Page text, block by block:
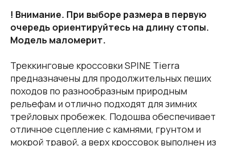
! Внимание. При выборе размера в первую
очередь ориентируйтесь на длину стопы.
Модель маломерит.
Треккинговые кроссовки SPINE Tierra
предназначены для продолжительных пеших
походов по разнообразным природным
рельефам и отлично подходят для зимних
трейловых пробежек. Подошва обеспечивает
отличное сцепление с камнями, грунтом и
мокрой травой, а верх кроссовок выполнен из